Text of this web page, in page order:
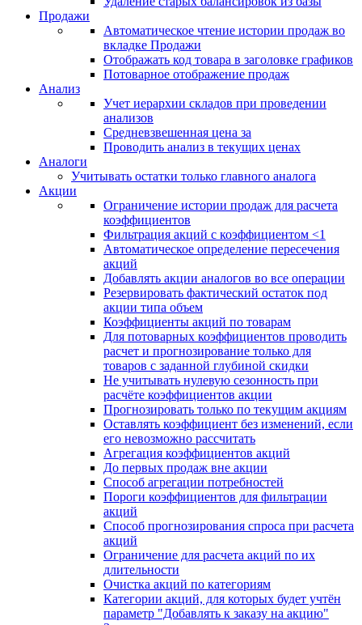
Продажи
Автоматическое чтение истории продаж во
вкладке Продажи
Отображать код товара в заголовке графиков
Потоварное отображение продаж
Анализ
Учет иерархии складов при проведении
анализов
Средневзвешенная цена за
Проводить анализ в текущих ценах
Аналоги
Учитывать остатки только главного аналога
Акции
Ограничение истории продаж для расчета
коэффициентов
Фильтрация акций с коэффициентом <1
Автоматическое определение пересечения
акций
Добавлять акции аналогов во все операции
Резервировать фактический остаток под
акции типа объем
Коэффициенты акций по товарам
Для потоварных коэффициентов проводить
расчет и прогнозирование только для
товаров с заданной глубиной скидки
Не учитывать нулевую сезонность при
расчёте коэффициентов акции
Прогнозировать только по текущим акциям
Оставлять коэффициент без изменений, если
его невозможно рассчитать
Агрегация коэффициентов акций
До первых продаж вне акции
Способ агрегации потребностей
Пороги коэффициентов для фильтрации
акций
Способ прогнозирования спроса при расчета
акций
Ограничение для расчета акций по их
длительности
Очистка акций по категориям
Категории акций, для которых будет учтён
параметр "Добавлять к заказу на акцию"